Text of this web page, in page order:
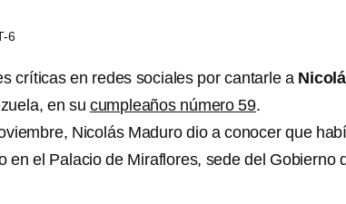
6
críticas en redes sociales por cantarle a
en su cumpleaños número 59.
Nicolás Maduro dio a conocer que
en el Palacio de Miraflores, sede del Gobierno